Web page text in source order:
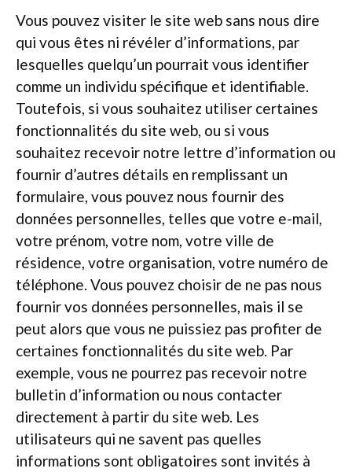
Vous pouvez visiter le site web sans nous dire
qui vous êtes ni révéler d’informations, par
lesquelles quelqu’un pourrait vous identifier
comme un individu spécifique et identifiable.
Toutefois, si vous souhaitez utiliser certaines
fonctionnalités du site web, ou si vous
souhaitez recevoir notre lettre d’information ou
fournir d’autres détails en remplissant un
formulaire, vous pouvez nous fournir des
données personnelles, telles que votre e-mail,
votre prénom, votre nom, votre ville de
résidence, votre organisation, votre numéro de
téléphone. Vous pouvez choisir de ne pas nous
fournir vos données personnelles, mais il se
peut alors que vous ne puissiez pas profiter de
certaines fonctionnalités du site web. Par
exemple, vous ne pourrez pas recevoir notre
bulletin d’information ou nous contacter
directement à partir du site web. Les
utilisateurs qui ne savent pas quelles
informations sont obligatoires sont invités à